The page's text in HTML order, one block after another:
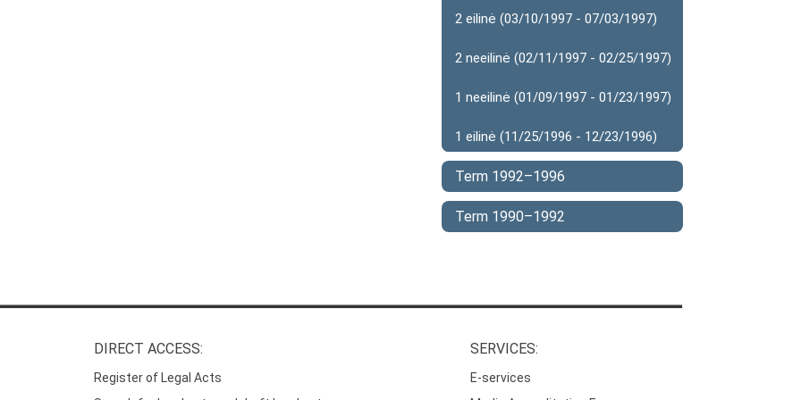
2 eilinė (03/10/1997 - 07/03/1997)
2 neeilinė (02/11/1997 - 02/25/1997)
1 neeilinė (01/09/1997 - 01/23/1997)
1 eilinė (11/25/1996 - 12/23/1996)
Term 1992–1996
Term 1990–1992
DIRECT ACCESS:
Register of Legal Acts
SERVICES:
E-services